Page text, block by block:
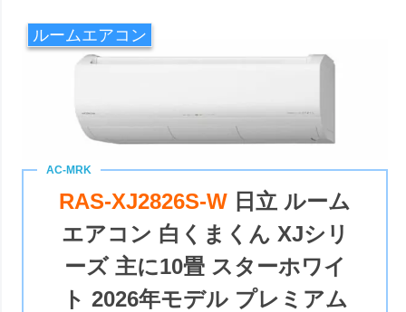
ルームエアコン
RAS-XJ2826S-W 日立 ルーム
エアコン 白くまくん XJシリ
ーズ 主に10畳 スターホワイ
ト 2026年モデル プレミアム